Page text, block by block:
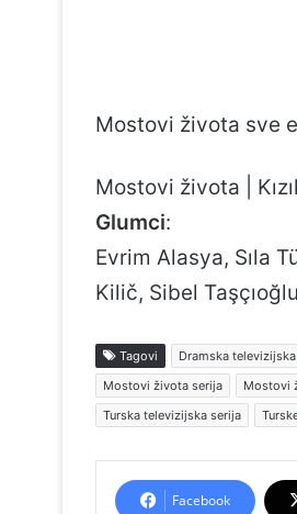
Mostovi života sve
Mostovi života |
Glumci:
Evrim Alasya, Sıla
Kilič, Sibel
Tagovi Dramska
Mostovi života serija
Mostovi
Turska televizijska serija
Facebook